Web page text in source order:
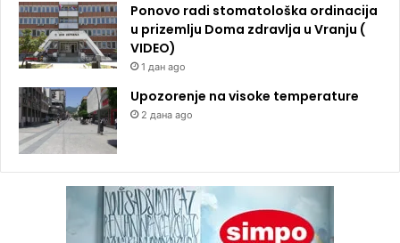
Ponovo radi stomatološka ordinacija
u prizemlju Doma zdravlja u Vranju (
VIDEO)
1 дан ago
Upozorenje na visoke temperature
2 дана ago